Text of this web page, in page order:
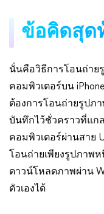
ข้อคิดสุด
นั่นคือวิธีการโอนถ่าย
คอมพิวเตอร์บน
ต้องการโอนถ่ายรูปภ
บันทึกไว้ชั่วคราวที่แกล
คอมพิวเตอร์ผ่านสาย
โอนถ่ายเพียงรูปภาพ
ดาวน์โหลดภาพผ่าน
ตัวเองได้